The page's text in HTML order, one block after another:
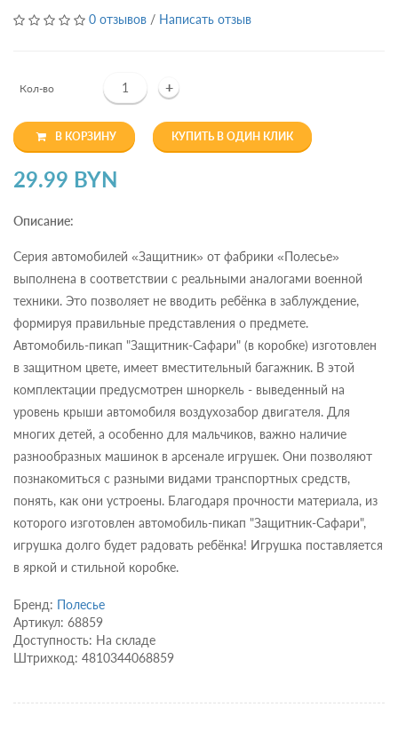
0 отзывов / Написать отзыв
Кол-во +
В КОРЗИНУ КУПИТЬ В ОДИН КЛИК
29.99 BYN
Описание:
Серия автомобилей «Защитник» от фабрики «Полесье»
выполнена в соответствии с реальными аналогами военной
техники. Это позволяет не вводить ребёнка в заблуждение,
формируя правильные представления о предмете.
Автомобиль-пикап "Защитник-Сафари" (в коробке) изготовлен
в защитном цвете, имеет вместительный багажник. В этой
комплектации предусмотрен шноркель - выведенный на
уровень крыши автомобиля воздухозабор двигателя. Для
многих детей, а особенно для мальчиков, важно наличие
разнообразных машинок в арсенале игрушек. Они позволяют
познакомиться с разными видами транспортных средств,
понять, как они устроены. Благодаря прочности материала, из
которого изготовлен автомобиль-пикап "Защитник-Сафари",
игрушка долго будет радовать ребёнка! Игрушка поставляется
в яркой и стильной коробке.
Бренд: Полесье
Артикул: 68859
Доступность: На складе
Штрихкод: 4810344068859